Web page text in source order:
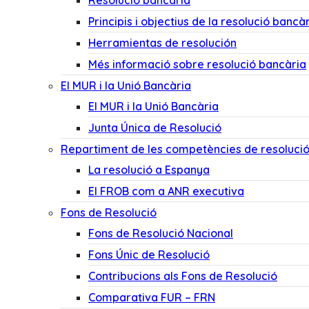
Principis i objectius de la resolució
Herramientas de resolución
Més informació sobre resolució bancària
El MUR i la Unió Bancària
El MUR i la Unió Bancària
Junta Única de Resolució
Repartiment de les competències de
La resolució a Espanya
El FROB com a ANR executiva
Fons de Resolució
Fons de Resolució Nacional
Fons Únic de Resolució
Contribucions als Fons de Resolució
Comparativa FUR – FRN